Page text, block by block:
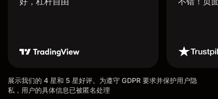
展示我们的 4 星和 5 星好评。为遵守 GDPR 要求并保护用户隐
私，用户的具体信息已被匿名处理